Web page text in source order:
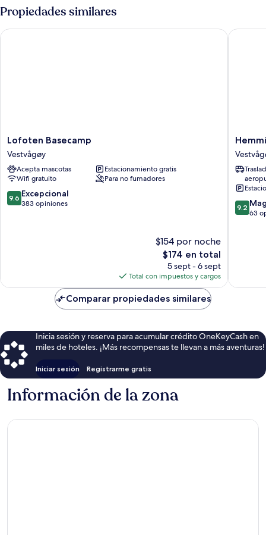
Propiedades similares
Lofoten
Basecamp
Vestvågøy
Lofoten Basecamp
Vestvågøy
Acepta mascotas
Estacionamiento gratis
Wifi gratuito
Para no fumadores
9.6
de
9.6 Excepcional
383 opiniones
$154 por noche
El
precio
actual
es
de
$174
$174 en total
5 sept - 6 sept
Total con impuestos y cargos
Lofoten Basecamp
Lodge
9.2
de
9.2
63
Comparar propiedades similares
Inicia sesión y reserva para acumular crédito OneKeyCash en
miles de hoteles. ¡Más recompensas te llevan a más aventuras!
Iniciar sesión Registrarme gratis
Información de la zona